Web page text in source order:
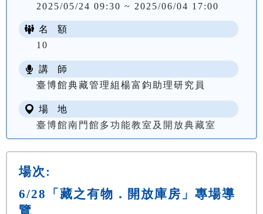
2025/05/24 09:30 ~ 2025/06/04 17:00
名 額
10
講 師
臺博館典藏管理組楊富鈞助理研究員
場 地
臺博館南門館多功能教室及開放典藏室
場次:
6/28「藏之有物．開放庫房」專場導
覽